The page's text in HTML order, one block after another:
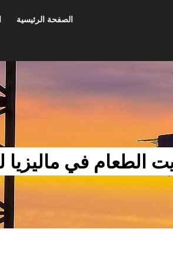
الصفحة الرئيسية
الطعام في ماليزيا